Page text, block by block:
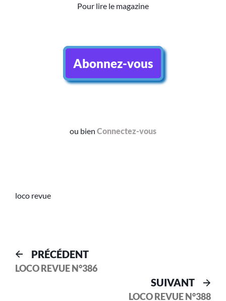
Pour lire le magazine
Abonnez-vous
ou bien Connectez-vous
loco revue
PRÉCÉDENT
LOCO REVUE N°386
SUIVANT
LOCO REVUE N°388